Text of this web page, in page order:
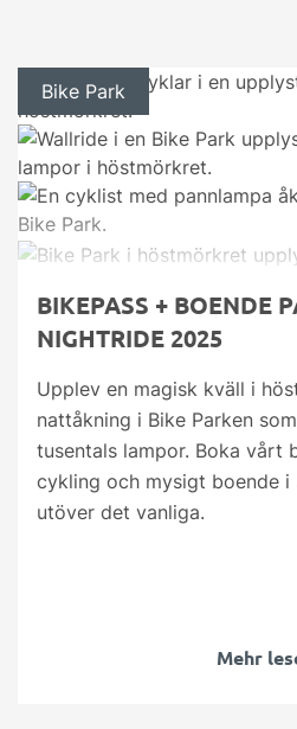
Bike Park
BIKEPASS + BOENDE
NIGHTRIDE 2025
Upplev en magisk kväll i
nattåkning i Bike Parken
tusentals lampor. Boka vårt
cykling och mysigt boende i
utöver det vanliga.
Mehr